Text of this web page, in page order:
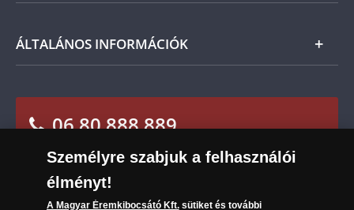
Reklamáció
ÁLTALÁNOS INFORMÁCIÓK
Sütik (cookies) használata
Süti (cookies)Beállítások
Társaságunkról
Az érmék és érmek ára és értéke
Gyakran ismételt kérdések
06 80 888 889
(díjmentesen hívható hétfőtől csütörtökig 9.00 és
17.00 óra között, péntekenként 9.00 és 15.00 óra
között)
Személyre szabjuk a felhasználói
élményt!
A Magyar Éremkibocsátó Kft.sütiket és további